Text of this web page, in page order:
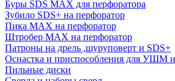
Буры SDS MAX для перфоратора
Зубило SDS+ на перфоратор
Пика MAX на перфоратор
Штробер MAX на перфоратор
Патроны на дрель ,шуруповерт и SDS+
Оснастка и приспособления для УШМ
Пильные диски